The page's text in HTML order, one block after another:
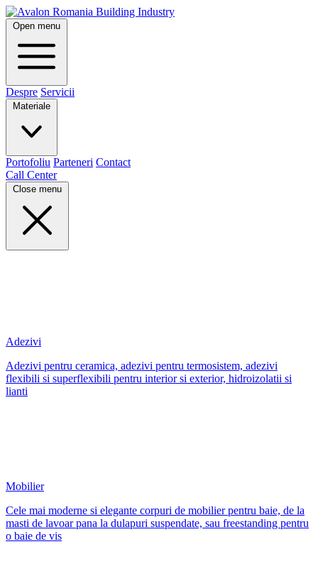
Open menu
Despre Servicii
Materiale
Portofoliu Parteneri Contact
Call Center
Close menu
Adezivi
Adezivi pentru ceramica, adezivi pentru termosistem, adezivi
flexibili si superflexibili pentru interior si exterior, hidroizolatii si
lianti
Mobilier
Cele mai moderne si elegante corpuri de mobilier pentru baie, de la
masti de lavoar pana la dulapuri suspendate, sau freestanding pentru
o baie de vis